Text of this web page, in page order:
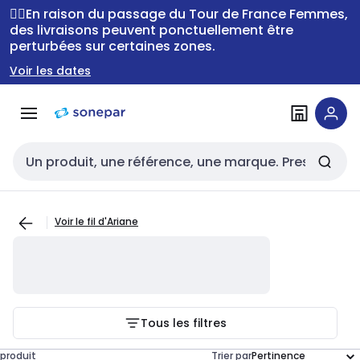
Passer à la
navigation
Passer
au
contenu
🚴‍♂️En raison du passage du Tour de France Femmes,
des livraisons peuvent ponctuellement être
perturbées sur certaines zones.
Voir les dates
Entrée de recherche
Voir le fil d'Ariane
Tous les filtres
produit Trier par